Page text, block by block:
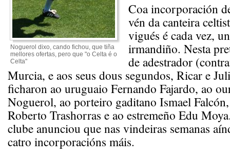
Noguerol dixo, cando fichou, que tiña
mellores ofertas, pero que "o Celta é o
Celta"
Coa incorporación
vén da canteira
vigués é cada vez,
irmandiño. Nesta
de adestrador
Murcia, e aos seus dous segundos, Ricar e
ficharon ao uruguaio Fernando Fajardo, ao
Noguerol, ao porteiro gaditano Ismael
Roberto Trashorras e ao estremeño Edu
clube anunciou que nas vindeiras semanas
catro incorporacións máis.